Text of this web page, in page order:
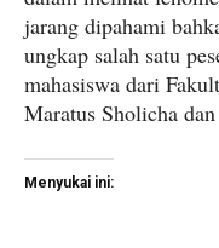
jarang dipahami
ungkap salah satu
mahasiswa dari
Maratus Sholicha
Menyukai ini: